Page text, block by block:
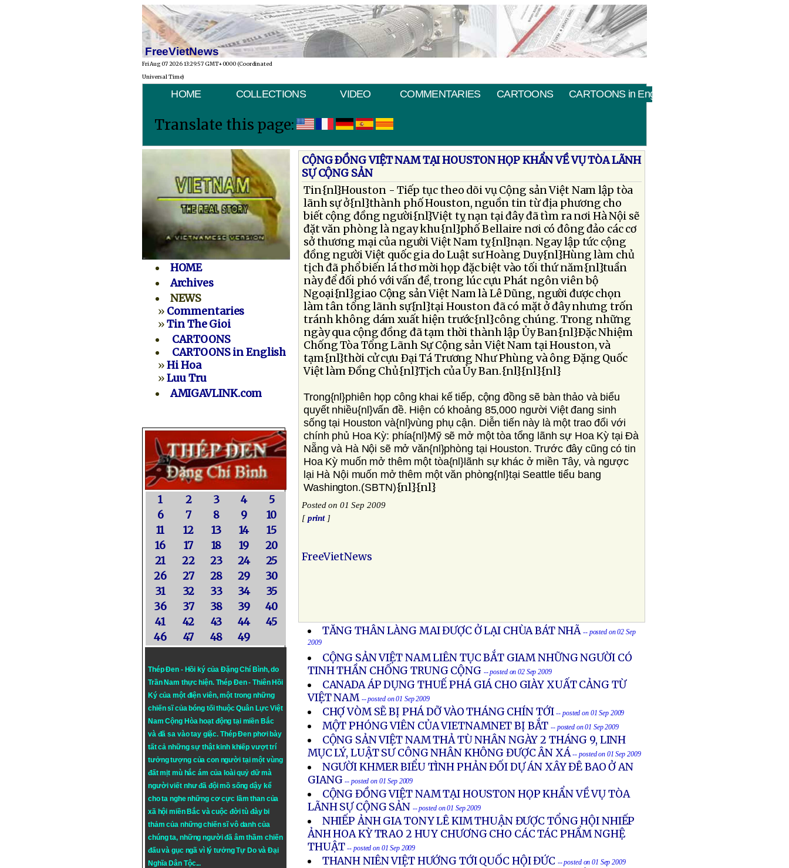
FreeVietNews
Fri Aug 07 2026 13:29:57 GMT+0000 (Coordinated
Universal Time)
HOME COLLECTIONS VIDEO COMMENTARIES CARTOONS CARTOONS in English
Translate this page:
HOME
Archives
NEWS
» Commentaries
»Tin The Gioi
CARTOONS
CARTOONS in English
»Hi Hoa
»Luu Tru
AMIGAVLINK.com
1 2 3 4
5
6
7 8 9
10
11
12 13 14
15
16
17 18 19
20
21
22 23 24
25
26
27 28 29
30
31
32 33 34
35
36
37 38 39
40
41
42 43 44
45
46
47 48 49
Thép Đen - Hồi ký của Đặng Chí Bình, do
Trần Nam thực hiện. Thép Đen- Thiên Hồi
Ký của một điện viên, một trong những
chiến sĩ của bóng tối thuộc Quân Lực Việt
Nam Cộng Hòa hoạt động tại miền Bắc
và đã sa vào tay giặc. Thép Đen phơi bày
tất cả những sự thật kinh khiếp vượt trí
tưởng tượng của con người tại một vùng
đất mịt mù hắc ám của loài quỷ dữ mà
người viết như đã đội mồ sống dậy kể
cho ta nghe những cơ cực lầm than của
xã hội miền Bắc và cuộc đời tù đày bi
thảm của những chiến sĩ vô danh của
chúng ta, những người đã âm thầm chiến
đấu và gục ngã vì lý tưởngTự DovàĐại
Nghĩa Dân Tộc...
CỘNG ÐỒNG VIỆT NAM TẠI HOUSTON HỌP KHẨN VỀ VỤ TÒA LÃNH
SỰ CỘNG SẢN
Tin{nl}Houston - Tiếp tục theo dõi vụ Cộng sản Việt Nam lập tòa
lãnh sự ở{nl}thành phố Houston, nguồn tin từ địa phương cho
biết cộng đồng người{nl}Việt tỵ nạn tại đây đã tìm ra nơi Hà Nội sẽ
đặt văn phòng là ngay khu{nl}phố Bellaire nơi có đông đảo các cơ
sở thương mại của người Việt Nam tỵ{nl}nạn. Ngay lập tức cộng
đồng người Việt quốc gia do Luật sư Hoàng Duy{nl}Hùng làm chủ
tịch đã phổ biến lá thơ mời họp đặc biệt vào tối thứ năm{nl}tuần
này để đối phó với vấn đề, trong lúc cựu Phát ngôn viên bộ
Ngoại{nl}giao Cộng sản Việt Nam là Lê Dũng, người được chọn
làm tân tổng lãnh sự{nl}tại Houston đã có mặt ở đây nhưng trốn
tránh không dám xuất hiện trước{nl}công chúng. Trong những
ngày qua cộng đồng đã tạm thời thành lập Ủy Ban{nl}Ðặc Nhiệm
Chống Tòa Tổng Lãnh Sự Cộng sản Việt Nam tại Houston, và
tạm{nl}thời cử cựu Ðại Tá Trương Như Phùng và ông Ðặng Quốc
Việt làm Ðồng Chủ{nl}Tịch của Ủy Ban.{nl}{nl}{nl}
Trong{nl}phiên họp công khai kế tiếp, cộng đồng sẽ bàn thảo và biểu
quyết nhiều{nl}vấn đề. Hiện có khoảng 85,000 người Việt đang sinh
sống tại Houston và{nl}vùng phụ cận. Diễn tiến này là một trao đổi với
chính phủ Hoa Kỳ: phía{nl}Mỹ sẽ mở một tòa tổng lãnh sự Hoa Kỳ tại Ðà
Nẵng và Hà Nội sẽ mở văn{nl}phòng tại Houston. Trước đây cũng có tin
Hoa Kỳ muốn mở thêm một tòa{nl}lãnh sự khác ở miền Tây, và ngược
lại Hà Nội muốn mở thêm một văn phòng{nl}tại Seattle tiểu bang
Washington.(SBTN){nl}{nl}
Posted on 01 Sep 2009
[print]
FreeVietNews
TĂNG THÂN LÀNG MAI ĐƯỢC Ở LẠI CHÙA BÁT NHÃ -- posted on 02 Sep
2009
CỘNG SẢN VIỆT NAM LIÊN TỤC BẮT GIAM NHỮNG NGƯỜI CÓ
TINH THẦN CHỐNG TRUNG CỘNG -- posted on 02 Sep 2009
CANADA ÁP DỤNG THUẾ PHÁ GIÁ CHO GIÀY XUẤT CẢNG TỪ
VIỆT NAM -- posted on 01 Sep 2009
CHỢ VÒM SẼ BỊ PHÁ DỠ VÀO THÁNG CHÍN TỚI -- posted on 01 Sep 2009
MỘT PHÓNG VIÊN CỦA VIETNAMNET BỊ BẮT -- posted on 01 Sep 2009
CỘNG SẢN VIỆT NAM THẢ TÙ NHÂN NGÀY 2 THÁNG 9, LINH
MỤC LÝ, LUẬT SƯ CÔNG NHÂN KHÔNG ĐƯỢC ÂN XÁ -- posted on 01 Sep 2009
NGƯỜI KHMER BIỂU TÌNH PHẢN ĐỐI DỰ ÁN XÂY ĐÊ BAO Ở AN
GIANG -- posted on 01 Sep 2009
CỘNG ĐỒNG VIỆT NAM TẠI HOUSTON HỌP KHẨN VỀ VỤ TÒA
LÃNH SỰ CỘNG SẢN -- posted on 01 Sep 2009
NHIẾP ẢNH GIA TONY LÊ KIM THUẬN ĐƯỢC TỔNG HỘI NHIẾP
ẢNH HOA KỲ TRAO 2 HUY CHƯƠNG CHO CÁC TÁC PHẨM NGHỆ
THUẬT -- posted on 01 Sep 2009
THANH NIÊN VIỆT HƯỚNG TỚI QUỐC HỘI ĐỨC -- posted on 01 Sep 2009